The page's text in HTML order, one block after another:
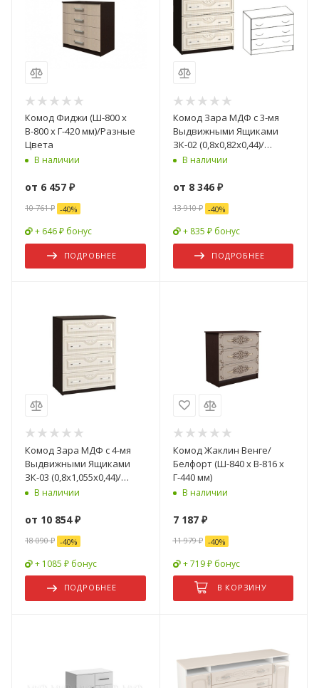
Комод Фиджи (Ш-800 х
В-800 х Г-420 мм)/Разные
Цвета
В наличии
от 6 457 ₽
10 761 ₽ -40%
+ 646 ₽ бонус
ПОДРОБНЕЕ
Комод Зара МДФ с 3-мя
Выдвижными Ящиками
ЗК-02 (0,8х0,82х0,44)/
Разные Цвета
В наличии
от 8 346 ₽
13 910 ₽ -40%
+ 835 ₽ бонус
ПОДРОБНЕЕ
Комод Зара МДФ с 4-мя
Выдвижными Ящиками
ЗК-03 (0,8х1,055х0,44)/
Разные Цвета
В наличии
от 10 854 ₽
18 090 ₽ -40%
+ 1085 ₽ бонус
ПОДРОБНЕЕ
Комод Жаклин Венге/
Белфорт (Ш-840 х В-816 х
Г-440 мм)
В наличии
7 187₽
11 979₽ -40%
+ 719 ₽ бонус
В КОРЗИНУ